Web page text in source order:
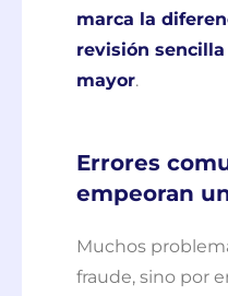
marca la
revisión
mayor.
Errores
empeoran
Muchos
fraude, sino por